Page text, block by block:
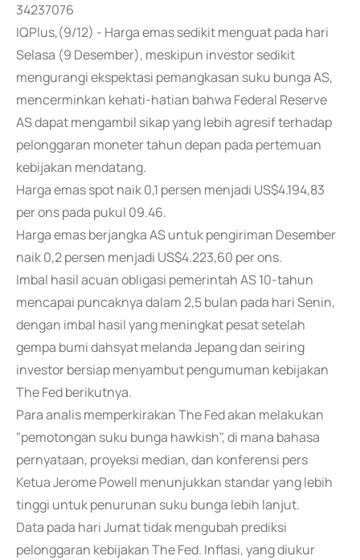
34237076
IQPlus,(9/12) - Harga emas sedikit menguat pada hari
Selasa (9 Desember), meskipun investor sedikit
mengurangi ekspektasi pemangkasan suku bunga AS,
mencerminkan kehati-hatian bahwa Federal Reserve
AS dapat mengambil sikap yang lebih agresif terhadap
pelonggaran moneter tahun depan pada pertemuan
kebijakan mendatang.
Harga emas spot naik 0,1 persen menjadi US$4.194,83
per ons pada pukul 09.46.
Harga emas berjangka AS untuk pengiriman Desember
naik 0,2 persen menjadi US$4.223,60 per ons.
Imbal hasil acuan obligasi pemerintah AS 10-tahun
mencapai puncaknya dalam 2,5 bulan pada hari Senin,
dengan imbal hasil yang meningkat pesat setelah
gempa bumi dahsyat melanda Jepang dan seiring
investor bersiap menyambut pengumuman kebijakan
The Fed berikutnya.
Para analis memperkirakan The Fed akan melakukan
"pemotongan suku bunga hawkish", di mana bahasa
pernyataan, proyeksi median, dan konferensi pers
Ketua Jerome Powell menunjukkan standar yang lebih
tinggi untuk penurunan suku bunga lebih lanjut.
Data pada hari Jumat tidak mengubah prediksi
pelonggaran kebijakan The Fed. Inflasi, yang diukur